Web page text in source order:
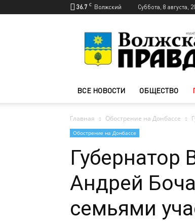
36.7 C Волжский Суббота, 8 августа,
Волжского
—
Волжская
ВСЕ НОВОСТИ ОБЩЕСТВО
Главная Обострение на Донбассе
Обострение на Донбассе
Губернатор
Андрей
семьями